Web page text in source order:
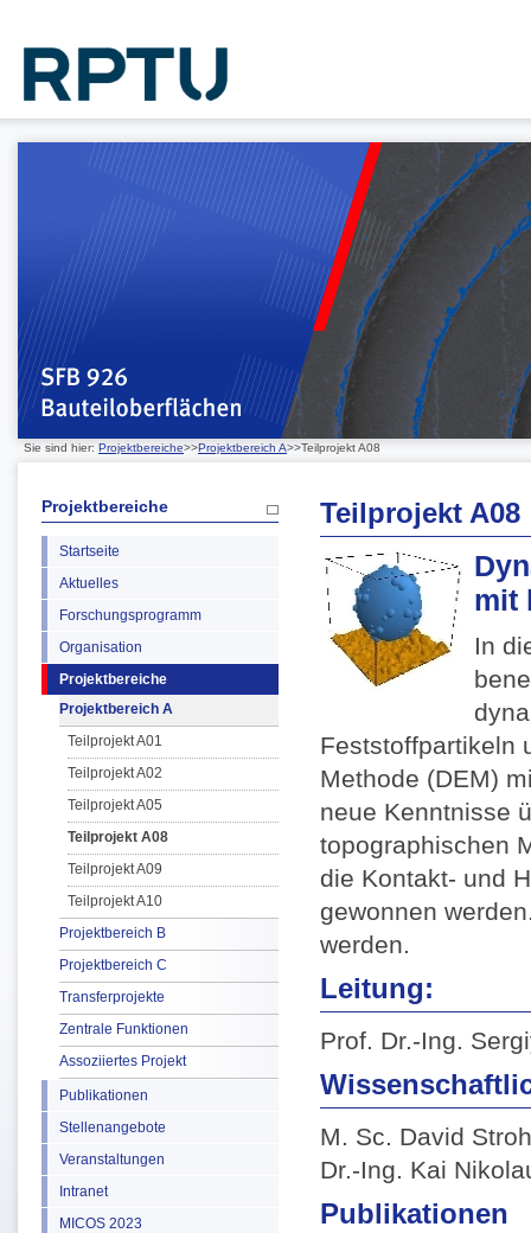
Sie sind hier: Projektbereiche>>Projektbereich A>>Teilprojekt A08
Projektbereiche
Startseite
Aktuelles
Forschungsprogramm
Organisation
Projektbereiche
Projektbereich A
Teilprojekt A01
Teilprojekt A02
Teilprojekt A05
Teilprojekt A08
Teilprojekt A09
Teilprojekt A10
Projektbereich B
Projektbereich C
Transferprojekte
Zentrale Funktionen
Assoziiertes Projekt
Publikationen
Stellenangebote
Veranstaltungen
Intranet
MICOS 2023
Teilprojekt A08
mit
In
Feststoffpartikeln
Methode (DEM)
neue Kenntnisse
topographischen
die Kontakt- und
gewonnen
werden.
Leitung:
Prof. Dr.-Ing.
M. Sc. David
Dr.-Ing. Kai
Publikationen